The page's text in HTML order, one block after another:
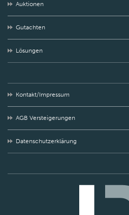
Auktionen
Gutachten
Lösungen
Kontakt/Impressum
AGB Versteigerungen
Datenschutzerklärung